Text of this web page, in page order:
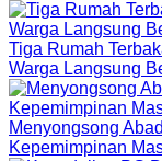
Tiga Rumah
Warga Langsung
Menyongsong
Kepemimpinan